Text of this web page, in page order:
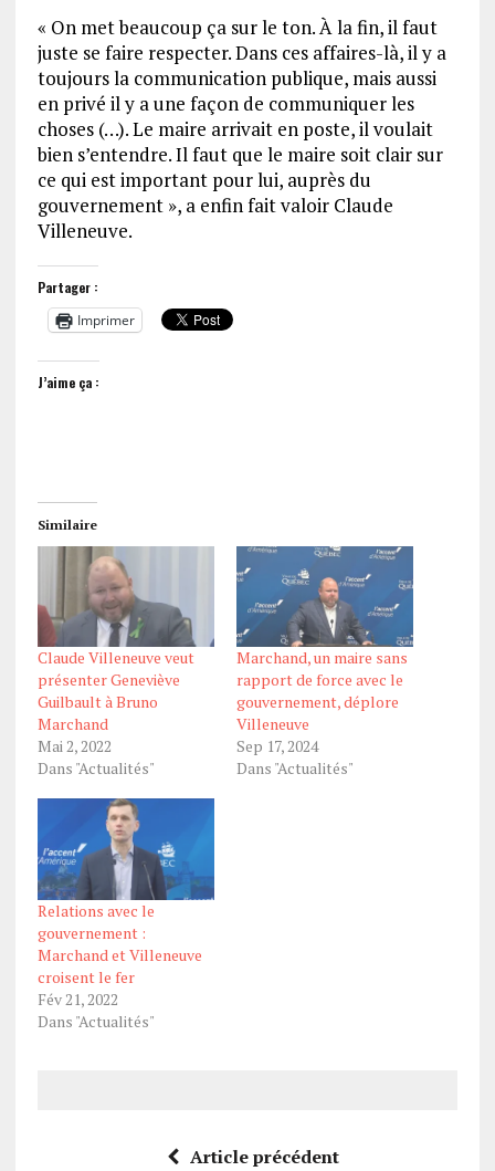
« On met beaucoup ça sur le ton. À la fin, il faut
juste se faire respecter. Dans ces affaires-là, il y a
toujours la communication publique, mais aussi
en privé il y a une façon de communiquer les
choses (…). Le maire arrivait en poste, il voulait
bien s’entendre. Il faut que le maire soit clair sur
ce qui est important pour lui, auprès du
gouvernement », a enfin fait valoir Claude
Villeneuve.
Partager :
Imprimer
J’aime ça :
Similaire
Claude Villeneuve veut
présenter Geneviève
Guilbault à Bruno
Marchand
Mai 2, 2022
Dans "Actualités"
Marchand, un maire sans
rapport de force avec le
gouvernement, déplore
Villeneuve
Sep 17, 2024
Dans "Actualités"
Relations avec le
gouvernement :
Marchand et Villeneuve
croisent le fer
Fév 21, 2022
Dans "Actualités"
Article précédent